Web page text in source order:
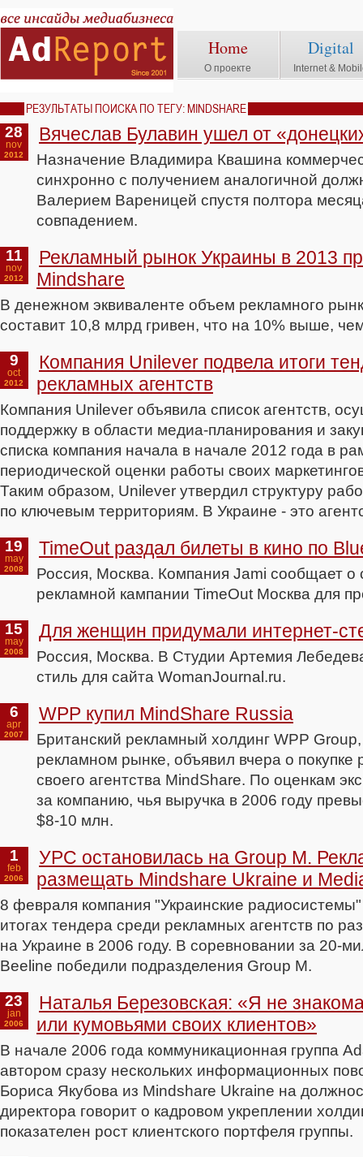
Home
О проекте
Digital
Internet &
РЕЗУЛЬТАТЫ ПОИСКА ПО ТЕГУ: MINDSHARE
28
nov
2012
Вячеслав Булавин ушел от
Назначение Владимира Квашина
синхронно с получением аналогичной
Валерием Вареницей спустя полтора
совпадением.
11
nov
2012
Рекламный рынок Украины в 2013
Mindshare
В денежном эквиваленте объем рекламного
составит 10,8 млрд гривен, что на 10% выше,
9
oct
2012
Компания Unilever подвела итоги
рекламных агентств
Компания Unilever объявила список агентств,
поддержку в области медиа-планирования и
списка компания начала в начале 2012 года в
периодической оценки работы своих
Таким образом, Unilever утвердил структуру
по ключевым территориям. В Украине - это
19
may
2008
TimeOut раздал билеты в кино по
Россия, Москва. Компания Jami сообщает о
рекламной кампании TimeOut Москва для
15
may
2008
Для женщин придумали интернет-
Россия, Москва. В Студии Артемия
стиль для сайта WomanJournal.ru.
6
apr
2007
WPP купил MindShare Russia
Британский рекламный холдинг WPP
рекламном рынке, объявил вчера о покупке
своего агентства MindShare. По оценкам
за компанию, чья выручка в 2006 году
$8-10 млн.
1
feb
2006
УРС остановилась на Group M.
размещать Mindshare Ukraine и
8 февраля компания "Украинские
итогах тендера среди рекламных агентств по
на Украине в 2006 году. В соревновании за 20-
Beeline победили подразделения Group M.
23
jan
2006
Наталья Березовская: «Я не
или кумовьями своих клиентов»
В начале 2006 года коммуникационная группа
автором сразу нескольких информационных
Бориса Якубова из Mindshare Ukraine на
директора говорит о кадровом укреплении
показателен рост клиентского портфеля группы.